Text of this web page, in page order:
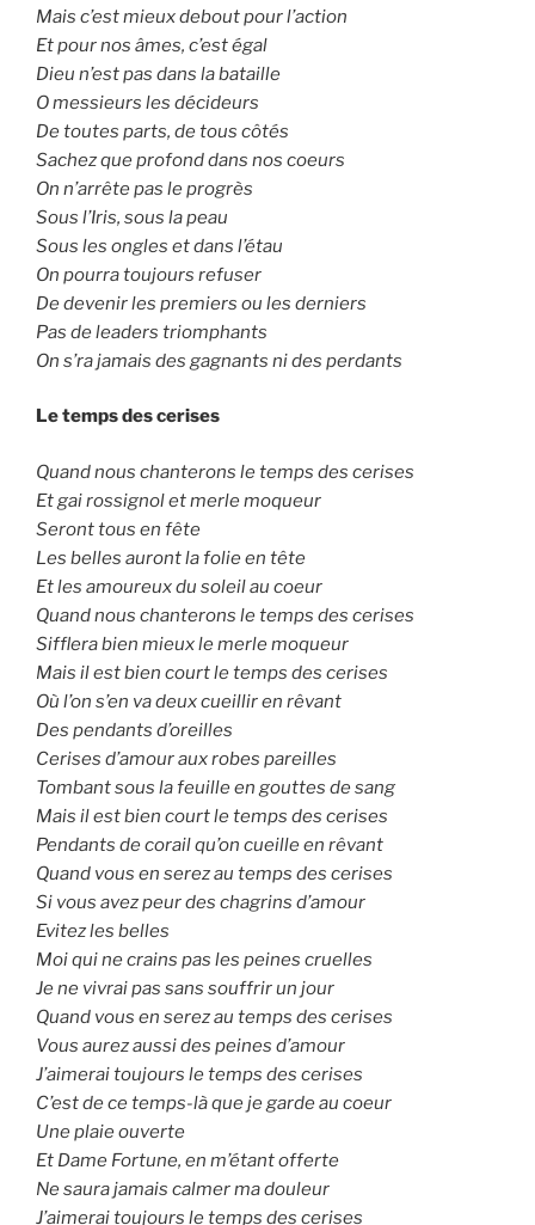
Mais c’est mieux debout pour l’action
Et pour nos âmes, c’est égal
Dieu n’est pas dans la bataille
O messieurs les décideurs
De toutes parts, de tous côtés
Sachez que profond dans nos coeurs
On n’arrête pas le progrès
Sous l’Iris, sous la peau
Sous les ongles et dans l’étau
On pourra toujours refuser
De devenir les premiers ou les derniers
Pas de leaders triomphants
On s’ra jamais des gagnants ni des perdants
Le temps des cerises
Quand nous chanterons le temps des cerises
Et gai rossignol et merle moqueur
Seront tous en fête
Les belles auront la folie en tête
Et les amoureux du soleil au coeur
Quand nous chanterons le temps des cerises
Sifflera bien mieux le merle moqueur
Mais il est bien court le temps des cerises
Où l’on s’en va deux cueillir en rêvant
Des pendants d’oreilles
Cerises d’amour aux robes pareilles
Tombant sous la feuille en gouttes de sang
Mais il est bien court le temps des cerises
Pendants de corail qu’on cueille en rêvant
Quand vous en serez au temps des cerises
Si vous avez peur des chagrins d’amour
Evitez les belles
Moi qui ne crains pas les peines cruelles
Je ne vivrai pas sans souffrir un jour
Quand vous en serez au temps des cerises
Vous aurez aussi des peines d’amour
J’aimerai toujours le temps des cerises
C’est de ce temps-là que je garde au coeur
Une plaie ouverte
Et Dame Fortune, en m’étant offerte
Ne saura jamais calmer ma douleur
J’aimerai toujours le temps des cerises